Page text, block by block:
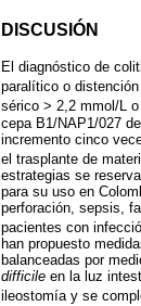
DISCUSIÓN
El diagnóstico de
paralítico o
sérico > 2,2 mmol/L
cepa B1/NAP1/027
incremento cinco
el trasplante de
estrategias se
para su uso en
perforación, sepsis,
pacientes con
han propuesto
balanceadas por
difficile en la luz
ileostomía y se